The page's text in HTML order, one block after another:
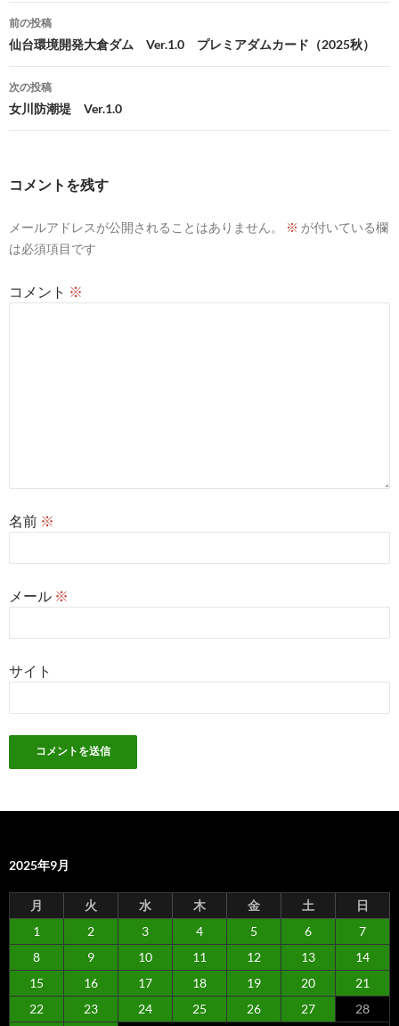
投
稿
ナ
ビ
ゲ
ョ
前の投稿
仙台環境開発大倉ダム Ver.1.0 プレミアダムカード（2025秋）
次の投稿
女川防潮堤 Ver.1.0
コメントを残す
メールアドレスが公開されることはありません。 ※ が付いている欄
は必須項目です
コメント ※
名前 ※
メール ※
サイト
2025年9月
月 火 水 木 金 土
日
1
2 3 4 5 6
7
8
9 10 11 12 13
14
15
16 17 18 19 20
21
22
23 24 25 26 27
28